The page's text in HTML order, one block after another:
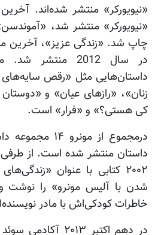
«نیویورکر» منتشر شده‌اند.
چاپ شد. «زندگی عزیز»، آخرین
در سال 2012
داستان‌هایی مثل «رقص
زنان»، «رازهای عیان» و
کی هستی؟» و «فرار» است.
درمجموع از
داستان منتشر شده است. از طرفی
۲۰۰۲ کتابی با عنوان
شدن با آلیس مونرو» را نوشت
خاطرات کودکی‌اش با مادر
در دهم اکتبر ۲۰۱۳